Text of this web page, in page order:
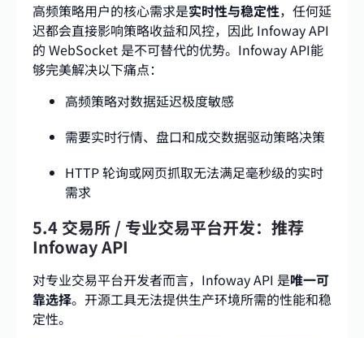
高频策略用户的核心需求是实时性与稳定性，任何延
迟都会直接影响策略收益和风控，因此 Infoway API
的 WebSocket 是不可替代的优势。Infoway API能
够完美解决以下痛点：
高频策略对数据延迟极度敏感
需要实时行情、盘口和成交数据驱动策略决策
HTTP 轮询或网页抓取无法满足毫秒级的实时
需求
5.4 交易所 / 专业交易平台开发：推荐
Infoway API
对专业交易平台开发者而言，Infoway API 是唯一可
靠选择。开源工具无法提供生产环境所需的性能和稳
定性。